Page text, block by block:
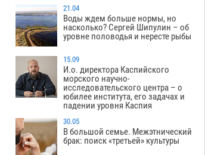
21.04
Воды ждем больше нормы, но
насколько? Сергей Шипулин – об
уровне половодья и нересте рыбы
15.09
И.о. директора Каспийского
морского научно-
исследовательского центра – о
юбилее института, его задачах и
падении уровня Каспия
30.05
В большой семье. Межэтнический
брак: поиск «третьей» культуры